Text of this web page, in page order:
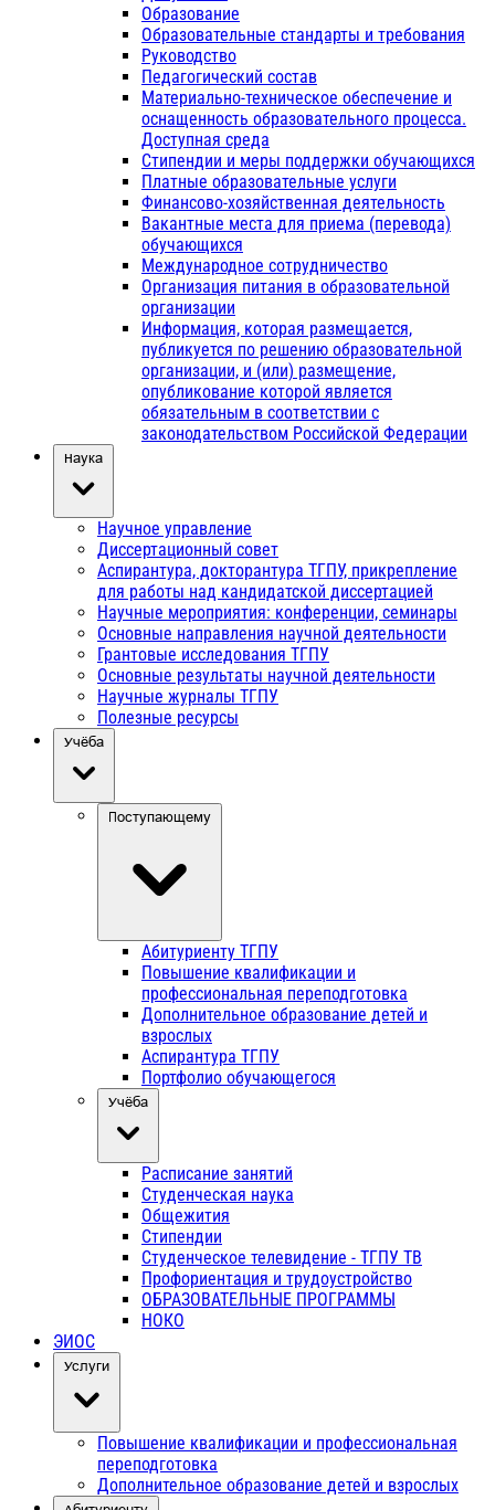
Образование
Образовательные стандарты и требования
Руководство
Педагогический состав
Материально-техническое обеспечение и
оснащенность образовательного процесса.
Доступная среда
Стипендии и меры поддержки обучающихся
Платные образовательные услуги
Финансово-хозяйственная деятельность
Вакантные места для приема (перевода)
обучающихся
Международное сотрудничество
Организация питания в образовательной
организации
Информация, которая размещается,
публикуется по решению образовательной
организации, и (или) размещение,
опубликование которой является
обязательным в соответствии с
законодательством Российской Федерации
Наука
Научное управление
Диссертационный совет
Аспирантура, докторантура ТГПУ, прикрепление
для работы над кандидатской диссертацией
Научные мероприятия: конференции, семинары
Основные направления научной деятельности
Грантовые исследования ТГПУ
Основные результаты научной деятельности
Научные журналы ТГПУ
Полезные ресурсы
Учёба
Поступающему
Абитуриенту ТГПУ
Повышение квалификации и
профессиональная переподготовка
Дополнительное образование детей и
взрослых
Аспирантура ТГПУ
Портфолио обучающегося
Учёба
Расписание занятий
Студенческая наука
Общежития
Стипендии
Студенческое телевидение - ТГПУ ТВ
Профориентация и трудоустройство
ОБРАЗОВАТЕЛЬНЫЕ ПРОГРАММЫ
НОКО
ЭИОС
Услуги
Повышение квалификации и профессиональная
переподготовка
Дополнительное образование детей и взрослых